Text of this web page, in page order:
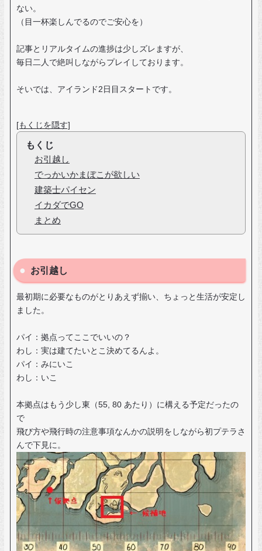
ない。
（目一杯楽しんでるのでご安心を）
記事とリアルタイムの進捗は少しズレますが、
毎日二人で絶叫しながらプレイしております。
そいでは、アイランド2日目スタートです。
[もくじを隠す]
もくじ
お引越し
でっかいかまぼこが欲しい
建築士パイセン
イカダでGO
まとめ
お引越し
最初期に必要なものがとりあえず揃い、ちょっと生活が安定し
ました。
パイ：拠点ってここでいいの？
わし：実は建てたいとこ決めてるんよ。
パイ：みにいこ
わし：いこ
本拠点はもう少し東（55, 80 あたり）に構える予定だったの
で
飛び方や飛行時の注意事項なんかの説明をしながら初プテラさ
んで下見に。